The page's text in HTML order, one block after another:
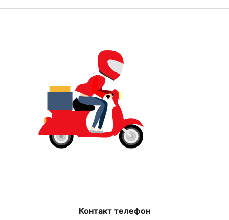
Контакт телефон